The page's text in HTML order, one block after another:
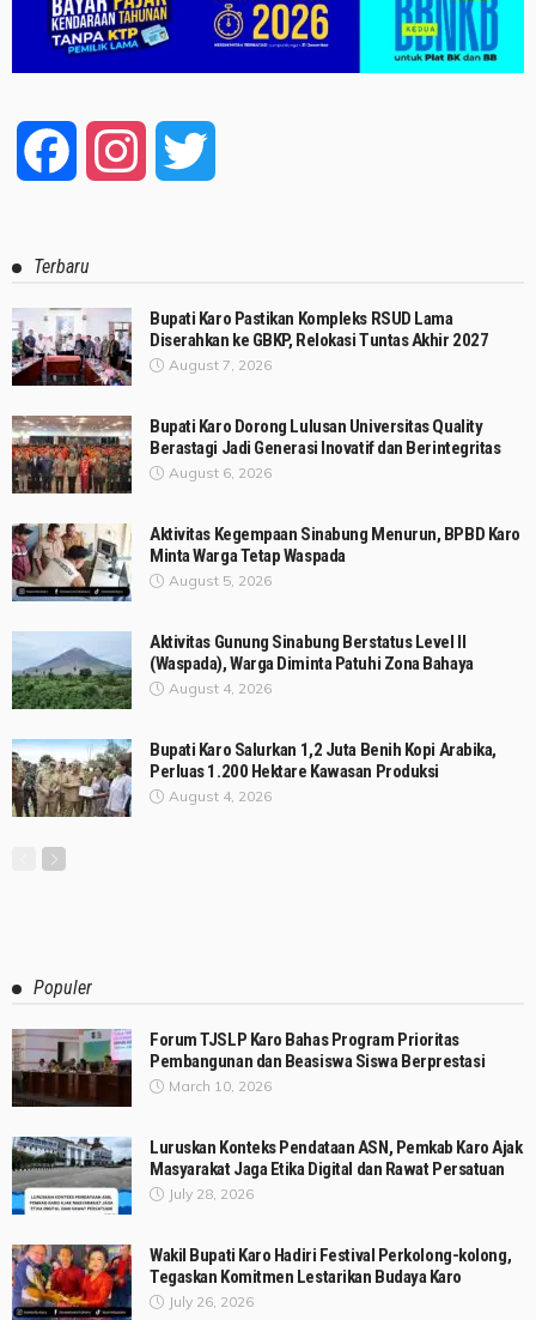
Facebook Instagram
Terbaru
Bupati Karo Pastikan Kompleks RSUD Lama
Diserahkan ke GBKP, Relokasi Tuntas Akhir 2027
August 7, 2026
Bupati Karo Dorong Lulusan Universitas Quality
Berastagi Jadi Generasi Inovatif dan Berintegritas
August 6, 2026
Aktivitas Kegempaan Sinabung Menurun, BPBD Karo
Minta Warga Tetap Waspada
August 5, 2026
Aktivitas Gunung Sinabung Berstatus Level II
(Waspada), Warga Diminta Patuhi Zona Bahaya
August 4, 2026
Bupati Karo Salurkan 1,2 Juta Benih Kopi Arabika,
Perluas 1.200 Hektare Kawasan Produksi
August 4, 2026
Populer
Forum TJSLP Karo Bahas Program Prioritas
Pembangunan dan Beasiswa Siswa Berprestasi
March 10, 2026
Luruskan Konteks Pendataan ASN, Pemkab Karo Ajak
Masyarakat Jaga Etika Digital dan Rawat Persatuan
July 28, 2026
Wakil Bupati Karo Hadiri Festival Perkolong-kolong,
Tegaskan Komitmen Lestarikan Budaya Karo
July 26, 2026